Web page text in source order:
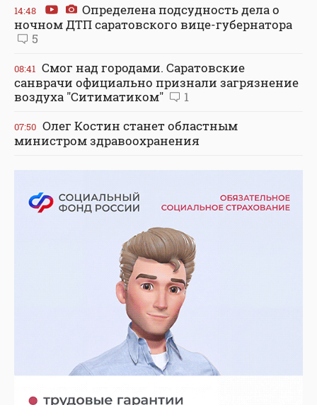
14:48
Определена подсудность дела о
ночном ДТП саратовского вице-губернатора
5
08:41 Смог над городами. Саратовские
санврачи официально признали загрязнение
воздуха "Ситиматиком"
1
07:50 Олег Костин станет областным
министром здравоохранения